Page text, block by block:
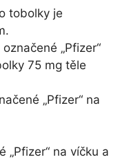
tobolky je
„Pfizer“
75 mg těle
„Pfizer“ na
„Pfizer“ na víčku a